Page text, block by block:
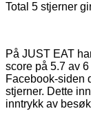
Total 5 stjerner
På JUST EAT
score på 5.7 av
Facebook-siden
stjerner. Dette
inntrykk av